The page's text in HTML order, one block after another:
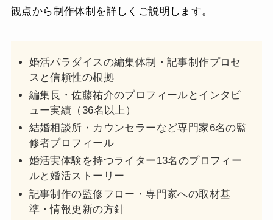
観点から制作体制を詳しくご説明します。
婚活パラダイスの編集体制・記事制作プロセ
スと信頼性の根拠
編集長・佐藤祐介のプロフィールとインタビ
ュー実績（36名以上）
結婚相談所・カウンセラーなど専門家6名の監
修者プロフィール
婚活実体験を持つライター13名のプロフィー
ルと婚活ストーリー
記事制作の監修フロー・専門家への取材基
準・情報更新の方針